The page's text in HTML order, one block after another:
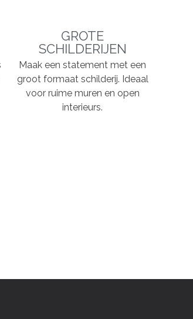
GROTE
SCHILDERIJEN
Maak een statement met een
groot formaat schilderij. Ideaal
voor ruime muren en open
interieurs.